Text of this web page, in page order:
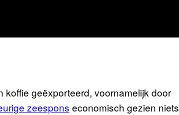
koffie geëxporteerd, voornamelijk door
zeespons economisch gezien niets